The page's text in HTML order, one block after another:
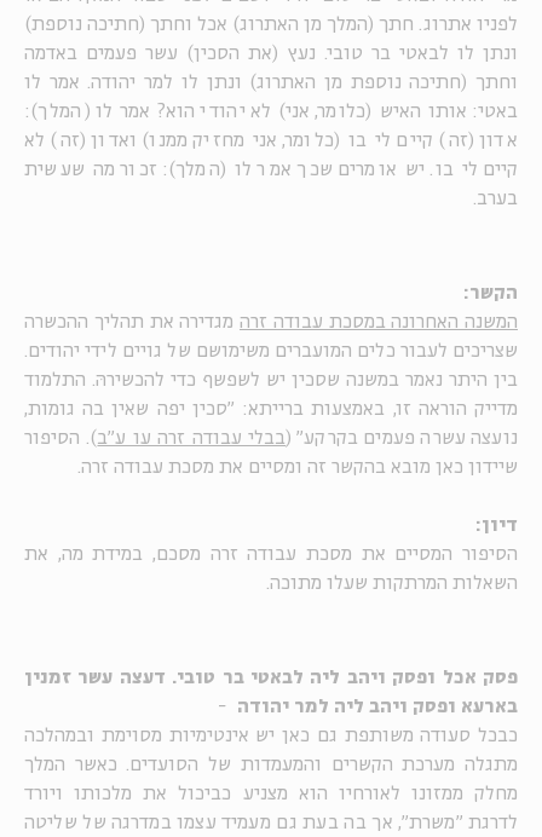
לפניו אתרוג. חתך (המלך מן האתרוג) אכל וחתך (חתיכה נוספת)
ונתן לו לבאטי בר טובי. נעץ (את הסכין) עשר פעמים באדמה
וחתך (חתיכה נוספת מן האתרוג) ונתן לו למר יהודה. אמר לו
באטי: אותו האיש (כלומר, אני) לא יהודי הוא? אמר לו (המלך):
אדון (זה) קיים לי בו (כלומר, אני מחזיק ממנו) ואדון (זה) לא
קיים לי בו. יש אומרים שכך אמר לו (המלך): זכור מה שעשית
בערב.
הקשר:
המשנה האחרונה במסכת עבודה זרה מגדירה את תהליך ההכשרה
שצריכים לעבור כלים המועברים משימושם של גויים לידי יהודים.
בין היתר נאמר במשנה שסכין יש לשפשף כדי להכשירהּ. התלמוד
מדייק הוראה זו, באמצעות ברייתא: "סכין יפה שאין בה גומות,
נועצה עשרה פעמים בקרקע" ( בבלי עבודה זרה עו ע"ב ). הסיפור
שיידון כאן מובא בהקשר זה ומסיים את מסכת עבודה זרה.
דיון:
הסיפור המסיים את מסכת עבודה זרה מסכם, במידת מה, את
השאלות המרתקות שעלו מתוכה.
פסק אכל ופסק ויהב ליה לבאטי בר טובי. דעצה עשר זמנין
בארעא ופסק ויהב ליה למר יהודה -
כבכל סעודה משותפת גם כאן יש אינטימיות מסוימת ובמהלכה
מתגלה מערכת הקשרים והמעמדות של הסועדים. כאשר המלך
מחלק ממזונו לאורחיו הוא מצניע כביכול את מלכותו ויורד
לדרגת "משרת", אך בה בעת גם מעמיד עצמו במדרגה של שליטה